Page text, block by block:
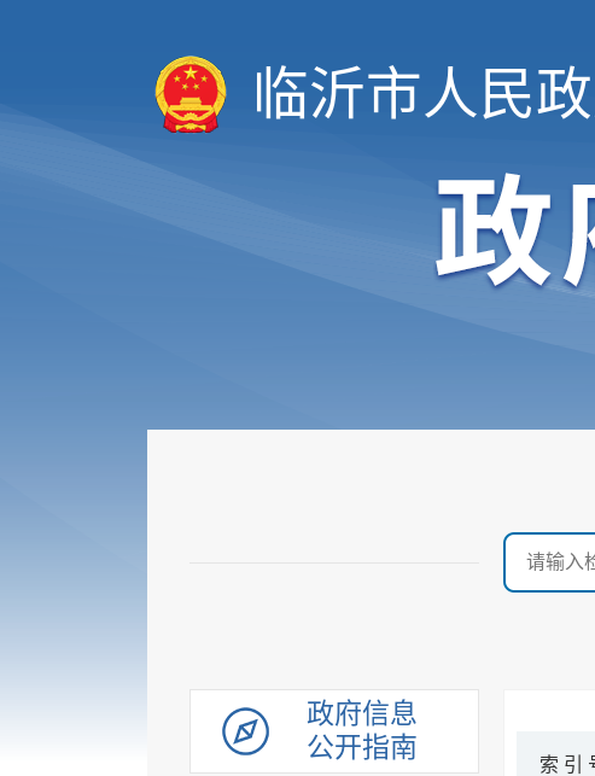
临沂市人民
政府信息
公开指南
索 引